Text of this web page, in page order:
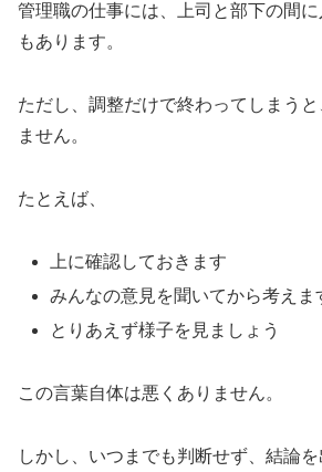
管理職の仕事には、上司と部下の間
もあります。
ただし、調整だけで終わってしまう
ません。
たとえば、
上に確認しておきます
みんなの意見を聞いてから考えま
とりあえず様子を見ましょう
この言葉自体は悪くありません。
しかし、いつまでも判断せず、結論